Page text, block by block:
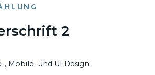
2
, Mobile- und UI Design